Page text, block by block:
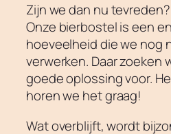
Zijn we dan nu
Onze bierbostel is een
hoeveelheid die we nog
verwerken. Daar zoeken
goede oplossing voor.
horen we het graag!
Wat overblijft, wordt